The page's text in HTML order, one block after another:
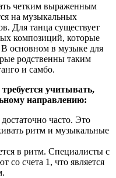
четким выраженным
на музыкальных
Для танца существует
композиций, которые
основном в музыке для
родственны таким
и самбо.
учитывать,
направлению:
часто. Это
ритм и музыкальные
в ритм. Специалисты с
со счета 1, что является